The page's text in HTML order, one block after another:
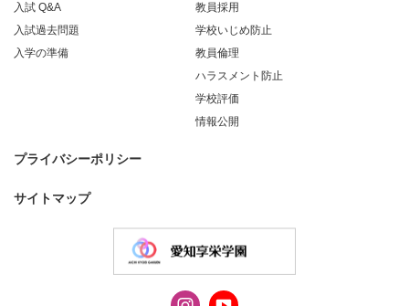
入試 Q&A
入試過去問題
入学の準備
教員採用
学校いじめ防止
教員倫理
ハラスメント防止
学校評価
情報公開
プライバシーポリシー
サイトマップ